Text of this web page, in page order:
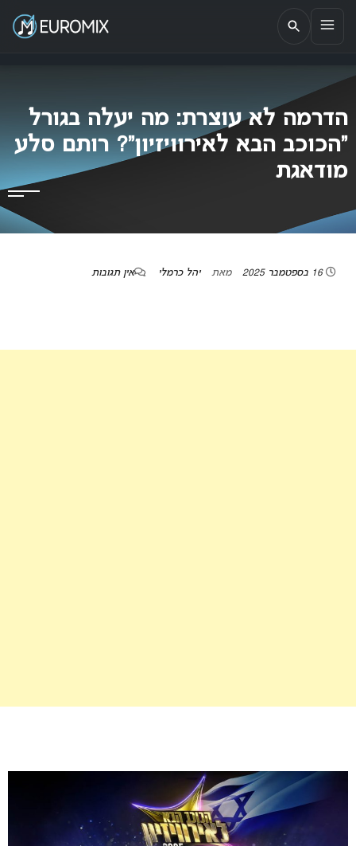
EUROMIX
אתר הבית של האירוויזיון בישראל
הדרמה לא עוצרת: מה יעלה בגורל
“הכוכב הבא לאירוויזיון”? רותם סלע
מודאגת
16 בספטמבר 2025 מאת יהל כרמלי אין תגובות